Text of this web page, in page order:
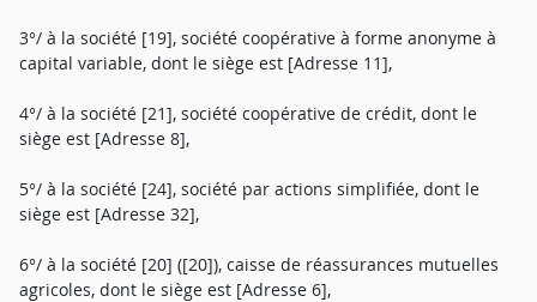
3°/ à la société [19], société coopérative à forme anonyme à
capital variable, dont le siège est [Adresse 11],
4°/ à la société [21], société coopérative de crédit, dont le
siège est [Adresse 8],
5°/ à la société [24], société par actions simplifiée, dont le
siège est [Adresse 32],
6°/ à la société [20] ([20]), caisse de réassurances mutuelles
agricoles, dont le siège est [Adresse 6],